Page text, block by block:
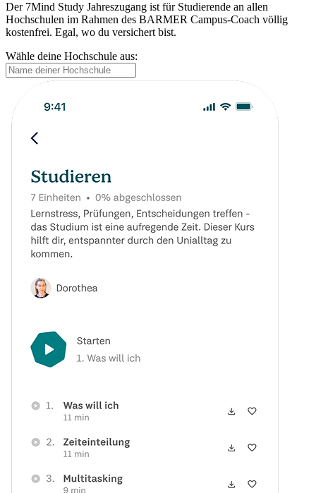
Der 7Mind Study Jahreszugang ist für Studierende an allen
Hochschulen im Rahmen des BARMER Campus-Coach völlig
kostenfrei. Egal, wo du versichert bist.
Wähle deine Hochschule aus: